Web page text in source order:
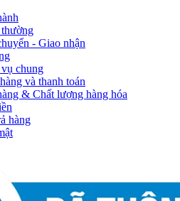
- Giao nhận
chung
và thanh toán
& Chất lượng hàng hóa
hàng